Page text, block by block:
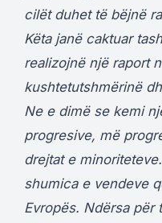
cilët duhet të bëjnë
Këta janë caktuar
realizojnë një raport
kushtetutshmërinë
Ne e dimë se kemi
progresive, më
drejtat e
shumica e vendeve
Evropës. Ndërsa për